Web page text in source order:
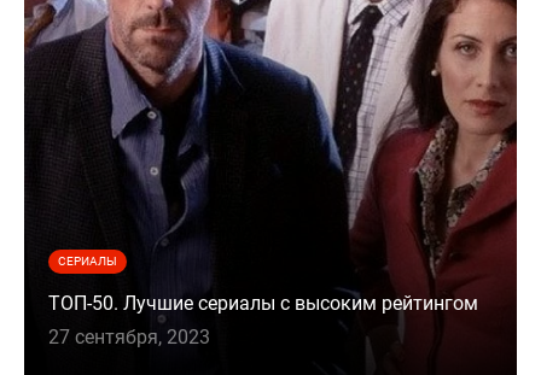
СЕРИАЛЫ
ТОП-50. Лучшие сериалы с высоким рейтингом
27 сентября, 2023